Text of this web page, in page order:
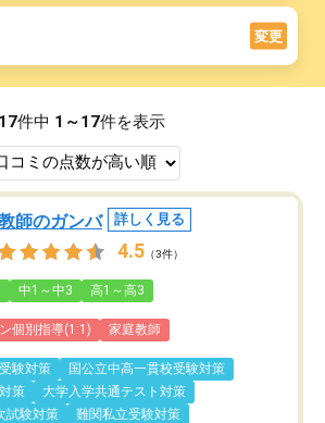
変更
17件中 1～17件を表示
師のガンバ 詳しく見る
4.5 （3件）
中1～中3 高1～高3
個別指導(1:1) 家庭教師
験対策
国公立中高一貫校受験対策
策
大学入学共通テスト対策
試験対策
難関私立受験対策